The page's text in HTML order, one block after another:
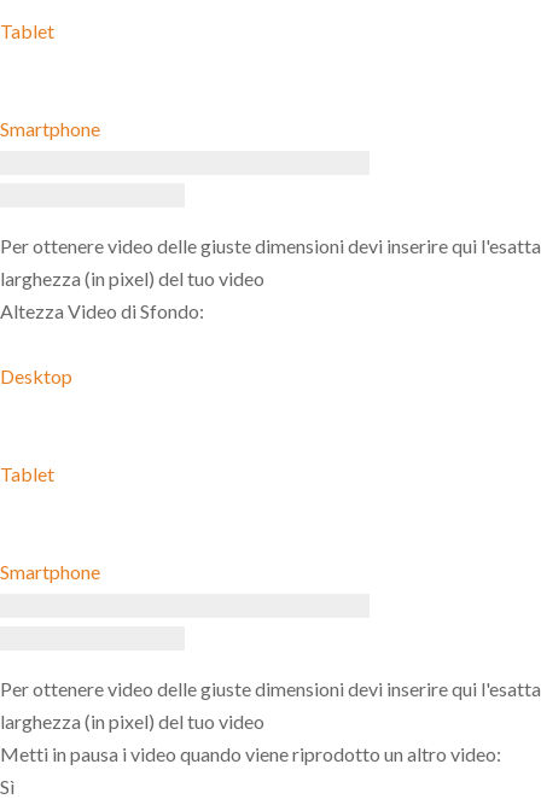
Tablet
Smartphone
Per ottenere video delle giuste dimensioni devi inserire qui l'esatta
larghezza (in pixel) del tuo video
Altezza Video di Sfondo:
Desktop
Tablet
Smartphone
Per ottenere video delle giuste dimensioni devi inserire qui l'esatta
larghezza (in pixel) del tuo video
Metti in pausa i video quando viene riprodotto un altro video:
Sì